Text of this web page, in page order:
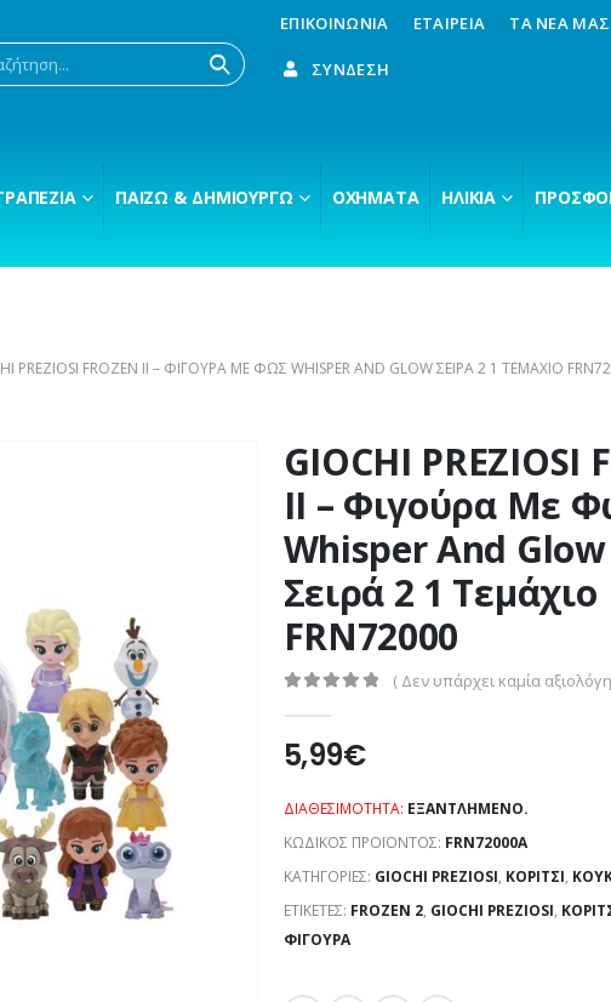
ΕΠΙΚΟΙΝΩΝΊΑ ΕΤΑΙΡΕΊΑ ΤΑ ΝΈΑ ΜΑΣ
ΣΎΝΔΕΣΗ
ΠΑΊΖΩ & ΔΗΜΙΟΥΡΓΏ ΟΧΉΜΑΤΑ ΗΛΙΚΊΑ
PREZIOSI FROZEN II – ΦΙΓΟΎΡΑ ΜΕ ΦΩΣ WHISPER AND GLOW ΣΕΙΡΆ 2 1 ΤΕΜΆΧΙΟ
GIOCHI PREZIOSI
II – Φιγούρα Με
Whisper And Glow
Σειρά 2 1 Τεμάχιο
FRN72000
( Δεν υπάρχει καμία
5,99€
ΔΙΑΘΕΣΙΜΌΤΗΤΑ: ΕΞΑΝΤΛΗΜΈΝΟ.
ΚΩΔΙΚΌΣ ΠΡΟΪΌΝΤΟΣ: FRN72000A
ΚΑΤΗΓΟΡΊΕΣ: GIOCHI PREZIOSI, ΚΟΡΊΤΣΙ,
ΕΤΙΚΈΤΕΣ: FROZEN 2, GIOCHI PREZIOSI,
ΦΙΓΟΎΡΑ